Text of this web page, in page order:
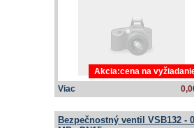
Viac
Akcia:cena na
Bezpečnostný ventil VSB132 -